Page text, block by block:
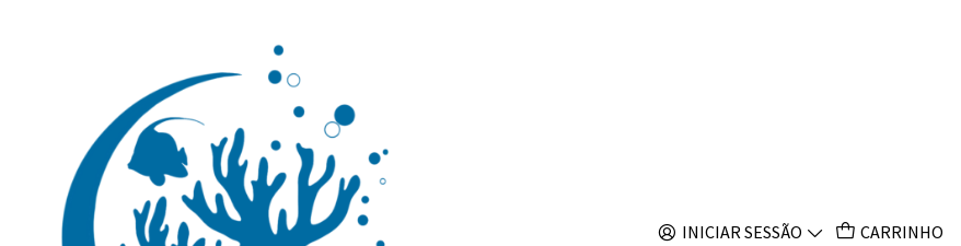
INICIAR SESSÃO CARRINHO
Filtros completos